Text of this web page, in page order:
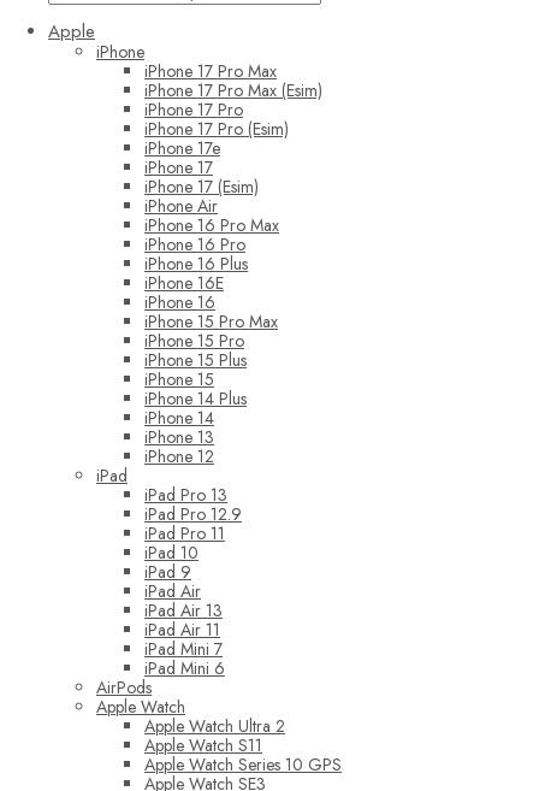
Apple
iPhone
iPhone 17 Pro Max
iPhone 17 Pro Max (Esim)
iPhone 17 Pro
iPhone 17 Pro (Esim)
iPhone 17e
iPhone 17
iPhone 17 (Esim)
iPhone Air
iPhone 16 Pro Max
iPhone 16 Pro
iPhone 16 Plus
iPhone 16E
iPhone 16
iPhone 15 Pro Max
iPhone 15 Pro
iPhone 15 Plus
iPhone 15
iPhone 14 Plus
iPhone 14
iPhone 13
iPhone 12
iPad
iPad Pro 13
iPad Pro 12.9
iPad Pro 11
iPad 10
iPad 9
iPad Air
iPad Air 13
iPad Air 11
iPad Mini 7
iPad Mini 6
AirPods
Apple Watch
Apple Watch Ultra 2
Apple Watch S11
Apple Watch Series 10 GPS
Apple Watch SE3